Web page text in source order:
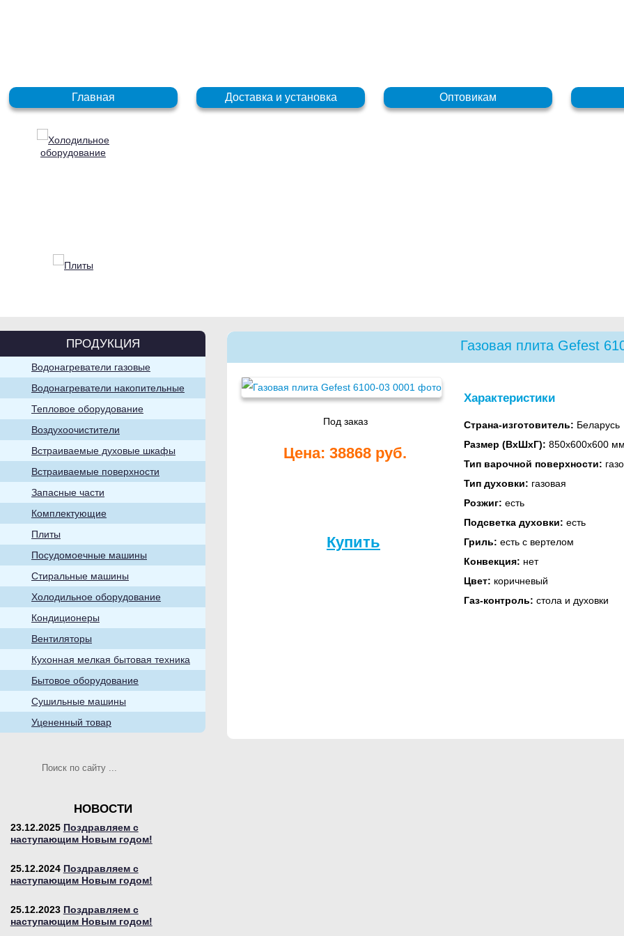
Главная Доставка и установка Оптовикам
Холодильное
оборудование
Плиты
Стиральные
машины
Посудомоечные
Встраиваемые
духовые шкафы
Встраиваемые
газовые
Газовая плита Gefest
Под заказ
Цена: 38868 руб.
Купить
Характеристики
Страна-изготовитель: Беларусь
Размер (ВхШхГ): 850х600х600 мм
Тип варочной поверхности:
Тип духовки: газовая
Розжиг: есть
Подсветка духовки: есть
Гриль: есть с вертелом
Конвекция: нет
Цвет: коричневый
Газ-контроль: стола и духовки
ПРОДУКЦИЯ
Водонагреватели газовые
Водонагреватели накопительные
Тепловое оборудование
Воздухоочистители
Встраиваемые духовые шкафы
Встраиваемые поверхности
Запасные части
Комплектующие
Плиты
Посудомоечные машины
Стиральные машины
Холодильное оборудование
Кондиционеры
Вентиляторы
Кухонная мелкая бытовая техника
Бытовое оборудование
Сушильные машины
Уцененный товар
НОВОСТИ
23.12.2025 Поздравляем с
наступающим Новым годом!
25.12.2024 Поздравляем с
наступающим Новым годом!
25.12.2023 Поздравляем с
наступающим Новым годом!